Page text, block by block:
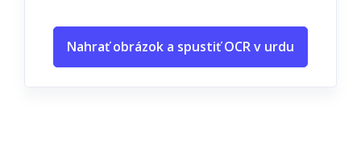
Nahrať obrázok a spustiť OCR v urdu